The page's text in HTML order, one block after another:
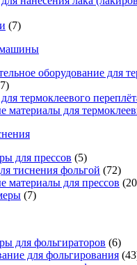
(7)
машины
оборудование для
термоклеевого
материалы для
для прессов (5)
тиснения фольгой (72)
материалы для прессов
(7)
для фольгираторов (6)
для фольгирования